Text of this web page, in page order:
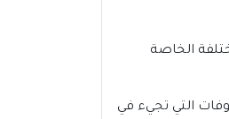
الخاصة
التي تجيء في